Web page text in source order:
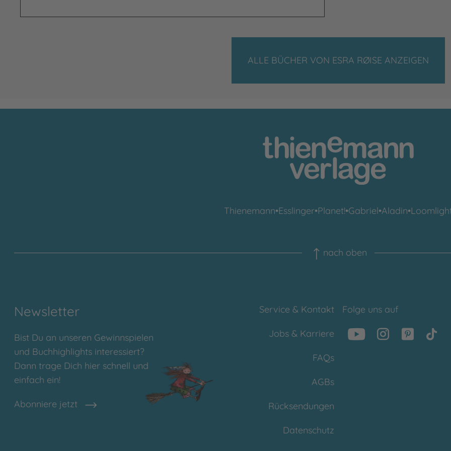
ALLE BÜCHER VON ESRA RØISE ANZEIGEN
Thienemann•Esslinger•Planet!•Gabriel•Aladin•
nach oben
Newsletter
Bist Du an unseren Gewinnspielen
und Buchhighlights interessiert?
Dann trage Dich hier schnell und
einfach ein!
Abonniere jetzt
Service & Kontakt
Jobs & Karriere
FAQs
AGBs
Rücksendungen
Datenschutz
Folge uns auf